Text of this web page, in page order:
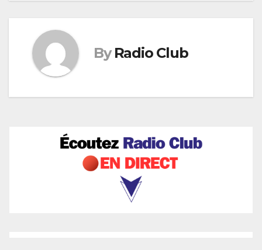
By Radio Club